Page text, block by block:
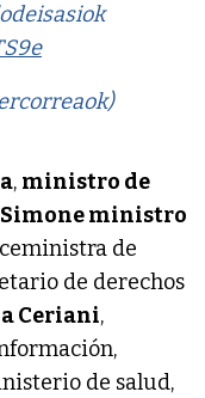
, ministro de
ministro
de
de derechos
Ceriani,
de salud,